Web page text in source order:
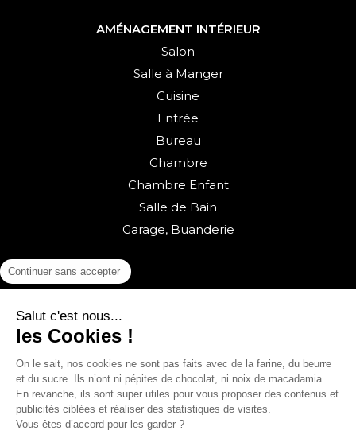
AMÉNAGEMENT INTÉRIEUR
Salon
Salle à Manger
Cuisine
Entrée
Bureau
Chambre
Chambre Enfant
Salle de Bain
Garage, Buanderie
Retour vers la boutique
© sweeek 2026
English (Anglais
Continuer sans accepter
Salut c'est nous...
les Cookies !
On le sait, nos cookies ne sont pas faits avec de la farine, du beurre
et du sucre. Ils n’ont ni pépites de chocolat, ni noix de macadamia.
En revanche, ils sont super utiles pour vous proposer des contenus et
publicités ciblées et réaliser des statistiques de visites.
Vous êtes d’accord pour les garder ?